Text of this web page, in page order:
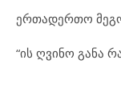
ერთადერთო მე
“ის ღვინო განა